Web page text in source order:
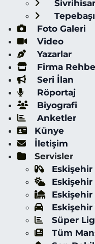
Sivrihisar
Tepebaşı
Foto Galeri
Video
Yazarlar
Firma
Seri İlan
Röportaj
Biyografi
Anketler
Künye
İletişim
Servisler
Eskişehir
Süper
Tüm